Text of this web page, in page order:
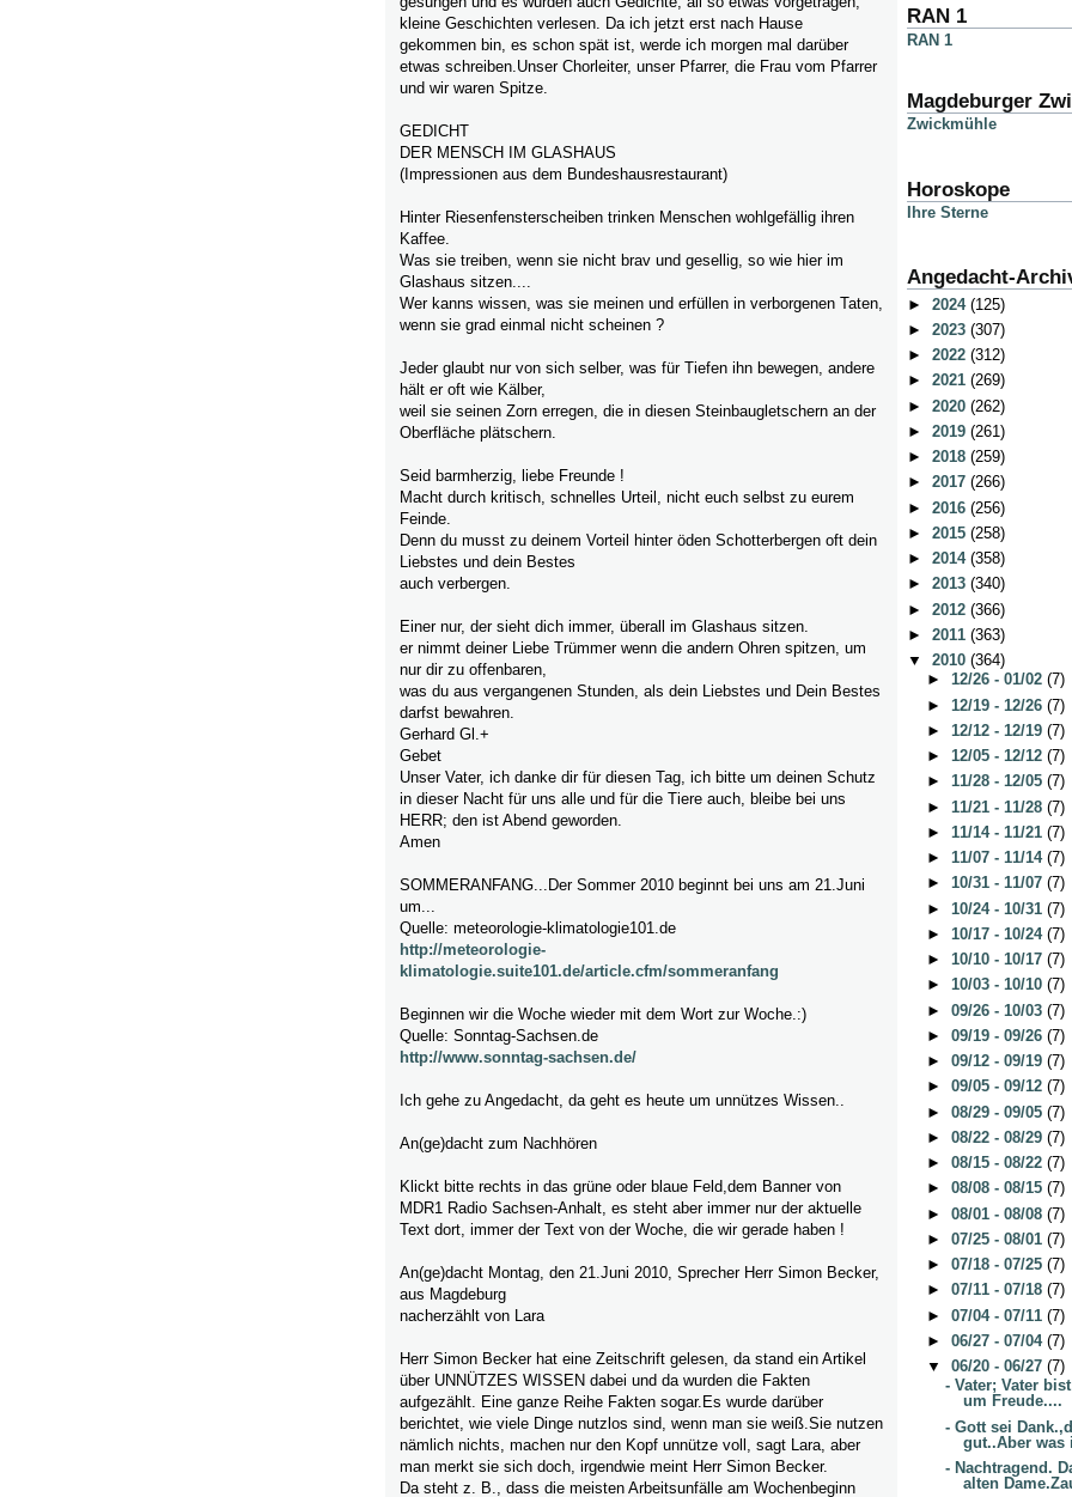
kleine Geschichten verlesen. Da ich jetzt erst nach Hause
gekommen bin, es schon spät ist, werde ich morgen mal darüber
etwas schreiben.Unser Chorleiter, unser Pfarrer, die Frau vom Pfarrer
und wir waren Spitze.
GEDICHT
DER MENSCH IM GLASHAUS
(Impressionen aus dem Bundeshausrestaurant)
Hinter Riesenfensterscheiben trinken Menschen wohlgefällig ihren
Kaffee.
Was sie treiben, wenn sie nicht brav und gesellig, so wie hier im
Glashaus sitzen....
Wer kanns wissen, was sie meinen und erfüllen in verborgenen Taten,
wenn sie grad einmal nicht scheinen ?
Jeder glaubt nur von sich selber, was für Tiefen ihn bewegen, andere
hält er oft wie Kälber,
weil sie seinen Zorn erregen, die in diesen Steinbaugletschern an der
Oberfläche plätschern.
Seid barmherzig, liebe Freunde !
Macht durch kritisch, schnelles Urteil, nicht euch selbst zu eurem
Feinde.
Denn du musst zu deinem Vorteil hinter öden Schotterbergen oft dein
Liebstes und dein Bestes
auch verbergen.
Einer nur, der sieht dich immer, überall im Glashaus sitzen.
er nimmt deiner Liebe Trümmer wenn die andern Ohren spitzen, um
nur dir zu offenbaren,
was du aus vergangenen Stunden, als dein Liebstes und Dein Bestes
darfst bewahren.
Gerhard Gl.+
Gebet
Unser Vater, ich danke dir für diesen Tag, ich bitte um deinen Schutz
in dieser Nacht für uns alle und für die Tiere auch, bleibe bei uns
HERR; den ist Abend geworden.
Amen
SOMMERANFANG...Der Sommer 2010 beginnt bei uns am 21.Juni
um...
Quelle: meteorologie-klimatologie101.de
http://meteorologie-
klimatologie.suite101.de/article.cfm/sommeranfang
Beginnen wir die Woche wieder mit dem Wort zur Woche.:)
Quelle: Sonntag-Sachsen.de
http://www.sonntag-sachsen.de/
Ich gehe zu Angedacht, da geht es heute um unnützes Wissen..
An(ge)dacht zum Nachhören
Klickt bitte rechts in das grüne oder blaue Feld,dem Banner von
MDR1 Radio Sachsen-Anhalt, es steht aber immer nur der aktuelle
Text dort, immer der Text von der Woche, die wir gerade haben !
An(ge)dacht Montag, den 21.Juni 2010, Sprecher Herr Simon Becker,
aus Magdeburg
nacherzählt von Lara
Herr Simon Becker hat eine Zeitschrift gelesen, da stand ein Artikel
über UNNÜTZES WISSEN dabei und da wurden die Fakten
aufgezählt. Eine ganze Reihe Fakten sogar.Es wurde darüber
berichtet, wie viele Dinge nutzlos sind, wenn man sie weiß.Sie nutzen
nämlich nichts, machen nur den Kopf unnütze voll, sagt Lara, aber
man merkt sie sich doch, irgendwie meint Herr Simon Becker.
Da steht z. B., dass die meisten Arbeitsunfälle am Wochenbeginn
RAN 1
RAN 1
Magdeburger
Zwickmühle
Horoskope
Ihre Sterne
Angedacht-
► 2024 (125)
► 2023 (307)
► 2022 (312)
► 2021 (269)
► 2020 (262)
► 2019 (261)
► 2018 (259)
► 2017 (266)
► 2016 (256)
► 2015 (258)
► 2014 (358)
► 2013 (340)
► 2012 (366)
► 2011 (363)
▼ 2010 (364)
► 12/26 - 01/02 (7)
► 12/19 - 12/26 (7)
► 12/12 - 12/19 (7)
► 12/05 - 12/12 (7)
► 11/28 - 12/05 (7)
► 11/21 - 11/28 (7)
► 11/14 - 11/21 (7)
► 11/07 - 11/14 (7)
► 10/31 - 11/07 (7)
► 10/24 - 10/31 (7)
► 10/17 - 10/24 (7)
► 10/10 - 10/17 (7)
► 10/03 - 10/10 (7)
► 09/26 - 10/03 (7)
► 09/19 - 09/26 (7)
► 09/12 - 09/19 (7)
► 09/05 - 09/12 (7)
► 08/29 - 09/05 (7)
► 08/22 - 08/29 (7)
► 08/15 - 08/22 (7)
► 08/08 - 08/15 (7)
► 08/01 - 08/08 (7)
► 07/25 - 08/01 (7)
► 07/18 - 07/25 (7)
► 07/11 - 07/18 (7)
► 07/04 - 07/11 (7)
► 06/27 - 07/04 (7)
▼ 06/20 - 06/27 (7)
- Vater; Vater
um Freude....
- Gott sei
gut..Aber was
- Nachtragend.
alten